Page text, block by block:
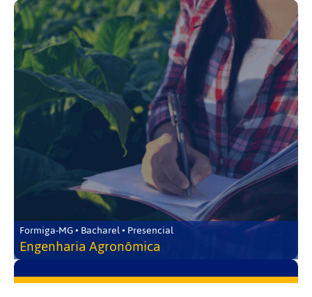
Formiga-MG • Bacharel • Presencial
Engenharia Agronômica